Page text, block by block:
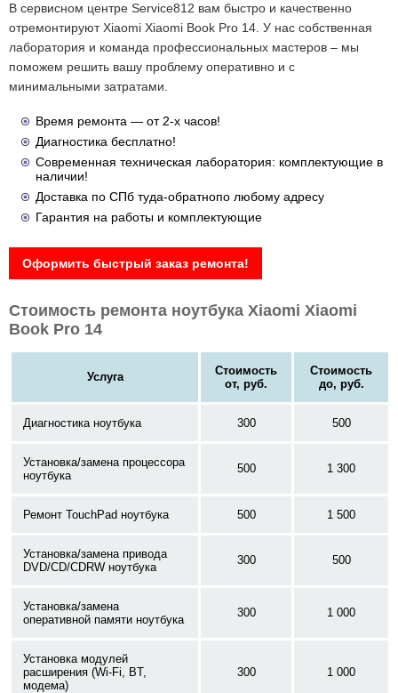
В сервисном центре Service812 вам быстро и качественно
отремонтируют Xiaomi Xiaomi Book Pro 14. У нас собственная
лаборатория и команда профессиональных мастеров – мы
поможем решить вашу проблему оперативно и с
минимальными затратами.
Время ремонта — от 2-х часов!
Диагностика бесплатно!
Современная техническая лаборатория: комплектующие в
наличии!
Доставка по СПб туда-обратнопо любому адресу
Гарантия на работы и комплектующие
Оформить быстрый заказ ремонта!
Стоимость ремонта ноутбука Xiaomi Xiaomi
Book Pro 14
Услуга
Стоимость
от, руб.
Стоимость
до, руб.
Диагностика ноутбука 300 500
Установка/замена процессора
ноутбука
500 1 300
Ремонт TouchPad ноутбука 500 1 500
Установка/замена привода
DVD/CD/CDRW ноутбука
300 500
Установка/замена
оперативной памяти ноутбука
300 1 000
Установка модулей
расширения (Wi-Fi, BT,
модема)
300 1 000